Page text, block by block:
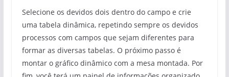
Selecione os devidos dois dentro do campo e crie
uma tabela dinâmica, repetindo sempre os devidos
processos com campos que sejam diferentes para
formar as diversas tabelas. O próximo passo é
montar o gráfico dinâmico com a mesa montada. Por